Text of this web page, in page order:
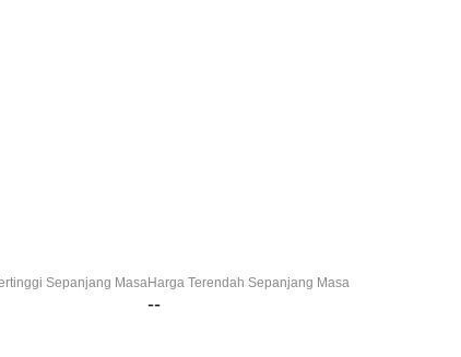
Sepanjang MasaHarga Terendah Sepanjang Masa
--